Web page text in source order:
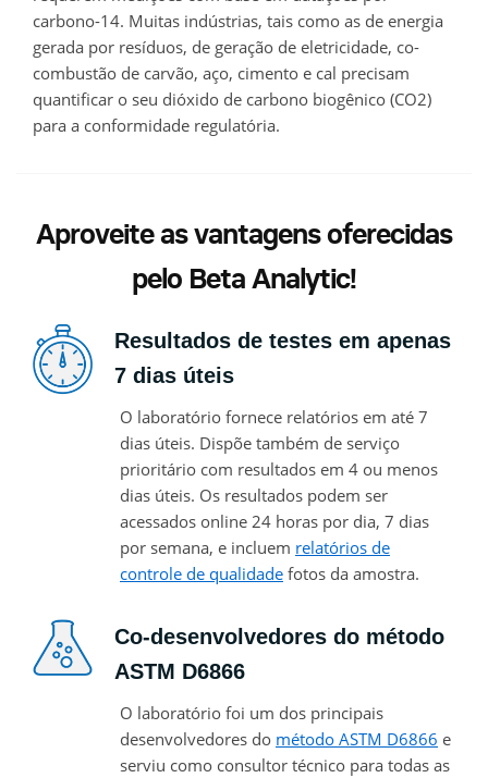
carbono-14. Muitas indústrias, tais como as de energia
gerada por resíduos, de geração de eletricidade, co-
combustão de carvão, aço, cimento e cal precisam
quantificar o seu dióxido de carbono biogênico (CO2)
para a conformidade regulatória.
Aproveite as vantagens oferecidas
pelo Beta Analytic!
Resultados de testes em apenas
7 dias úteis
O laboratório fornece relatórios em até 7
dias úteis. Dispõe também de serviço
prioritário com resultados em 4 ou menos
dias úteis. Os resultados podem ser
acessados ​​online 24 horas por dia, 7 dias
por semana, e incluem relatórios de
controle de qualidade fotos da amostra.
Co-desenvolvedores do método
ASTM D6866
O laboratório foi um dos principais
desenvolvedores do método ASTM D6866 e
serviu como consultor técnico para todas as